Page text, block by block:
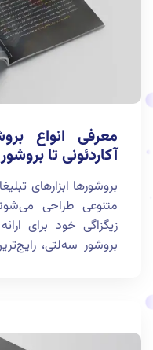
معرفی انواع
آکاردئونی تا
بروشورها ابزارهای
متنوعی طراحی
زیگزاگی خود برای
بروشور سه‌لتی،
همچنین، بروشورهای
نوع بروشور بسته به